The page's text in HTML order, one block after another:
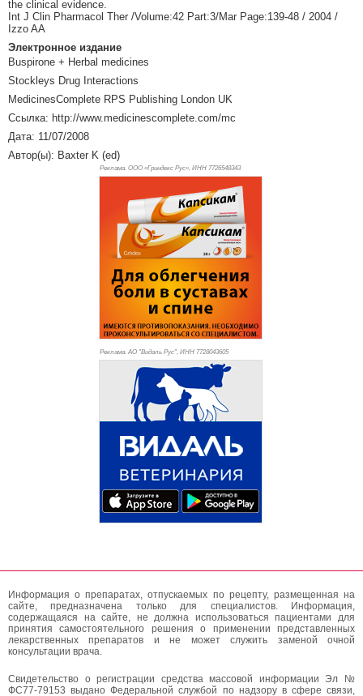
the clinical evidence.
Int J Clin Pharmacol Ther /Volume:42 Part:3/Mar Page:139-48 / 2004 /
Izzo AA
Электронное издание
Buspirone + Herbal medicines
Stockleys Drug Interactions
MedicinesComplete RPS Publishing London UK
Ссылка: http://www.medicinescomplete.com/mc
Дата: 11/07/2008
Автор(ы): Baxter K (ed)
Реклама. ООО «Гриндекс Рус», ИНН 7726548343
Реклама. АО "Видаль Рус", ИНН 7728043605
Информация о препаратах, отпускаемых по рецепту, размещенная на
сайте, предназначена только для специалистов. Информация,
содержащаяся на сайте, не должна использоваться пациентами для
принятия самостоятельного решения о применении представленных
лекарственных препаратов и не может служить заменой очной
консультации врача.
Свидетельство о регистрации средства массовой информации Эл №
ФС77-79153 выдано Федеральной службой по надзору в сфере связи,